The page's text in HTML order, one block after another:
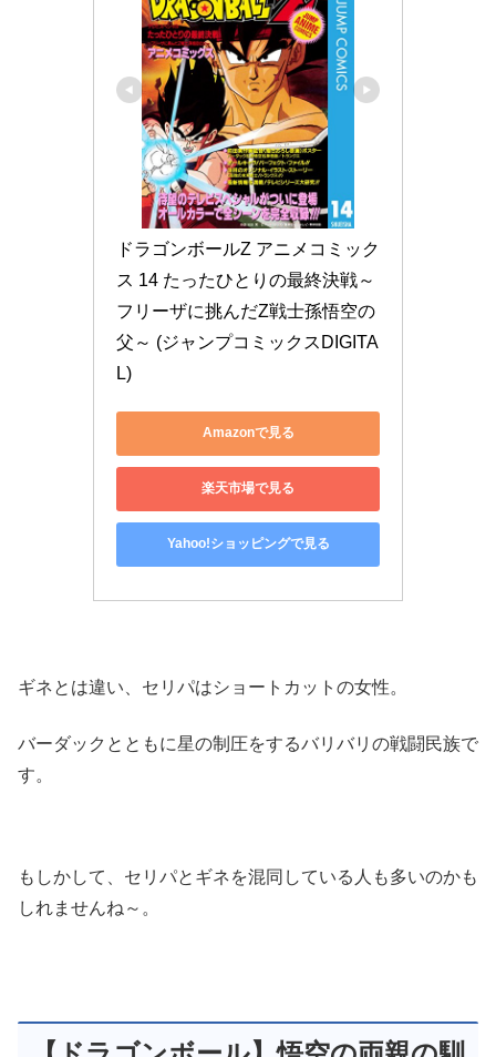
ドラゴンボールZ アニメコミック
ス 14 たったひとりの最終決戦～
フリーザに挑んだZ戦士孫悟空の
父～ (ジャンプコミックスDIGITA
L)
Amazonで見る
楽天市場で見る
Yahoo!ショッピングで見る
ギネとは違い、セリパはショートカットの女性。
バーダックとともに星の制圧をするバリバリの戦闘民族で
す。
もしかして、セリパとギネを混同している人も多いのかも
しれませんね～。